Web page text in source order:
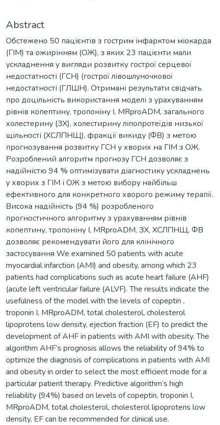
Abstract
Обстежено 50 пацієнтів з гострим інфарктом міокарда
(ГІМ) та ожирінням (ОЖ), з яких 23 пацієнти мали
ускладнення у вигляди розвитку гострої серцевої
недостатності (ГСН) (гострої лівошлуночкової
недостатності (ГЛШН). Отримані результати свідчать
про доцільність використання моделі з урахуванням
рівнів копептину, тропоніну I, MRproADM, загального
холестерину (ЗХ), холестирину ліпопротеїдів низької
щільності (ХСЛПНЩ), фракції викиду (ФВ) з метою
прогнозування розвитку ГСН у хворих на ГІМ з ОЖ.
Розроблений алгоритм прогнозу ГСН дозволяє з
надійністю 94 % оптимізувати діагностику ускладнень
у хворих з ГІМ і ОЖ з метою вибору найбільш
ефективного для конкретного хворого режиму терапії.
Висока надійність (94 %) розробленого
прогностичного алгоритму з урахуванням рівнів
копептину, тропоніну I, MRproADM, ЗХ, ХСЛПНЩ, ФВ
дозволяє рекомендувати його для клінічного
застосування We examined 50 patients with acute
myocardial infarction (AMI) and obesity, among which 23
patients had complications such as acute heart failure (AHF)
(acute left ventricular failure (ALVF). The results indicate the
usefulness of the model with the levels of copeptin ,
troponin I, MRproADM, total cholesterol, cholesterol
lipoprotens low density, ejection fraction (EF) to predict the
development of AHF in patients with AMI with obesity. The
algorithm AHF’s prognosis allows the reliability of 94% to
optimize the diagnosis of complications in patients with AMI
and obesity in order to select the most efficient mode for a
particular patient therapy. Predictive algorithm’s high
reliability (94%) based on levels of copeptin, troponin I,
MRproADM, total cholesterol, cholesterol lipoprotens low
density, EF can be recommended for clinical use.